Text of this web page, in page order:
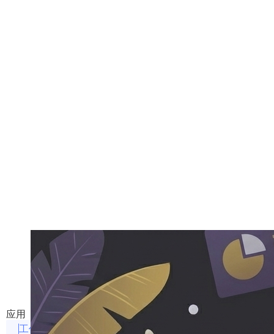
Nano Banana PPT
使用Nano-Banana来制作PPT
应用
工作效率